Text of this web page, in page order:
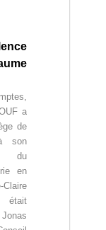
a
de
son
du
en